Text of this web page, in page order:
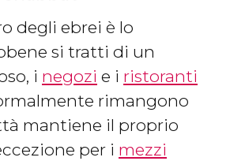
degli ebrei è lo
si tratti di un
i negozi e i ristoranti
rimangono
mantiene il proprio
per i mezzi